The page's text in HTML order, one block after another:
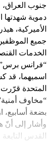
جنوب
دموية شهدتها
الأميركية،
جميع
الخدمات
“فرانس
اسميهما، قد
المتحدة
“مخاوف
بضعة أسابيع،
وأشار إلى أنّ
القدس